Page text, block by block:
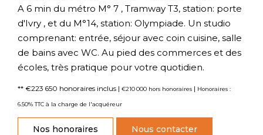
A 6 min du métro M° 7 , Tramway T3, station: porte
d'Ivry , et du M°14, station: Olympiade. Un studio
comprenant: entrée, séjour avec coin cuisine, salle
de bains avec WC. Au pied des commerces et des
écoles, très pratique pour votre quotidien.
** €223 650 honoraires inclus | €210 000 hors honoraires | Honoraires :
6.50% TTC à la charge de l'acquéreur
Nos honoraires Nous contacter